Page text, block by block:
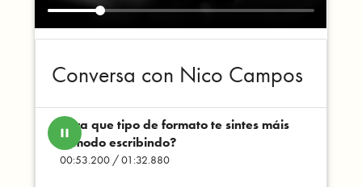
Conversa con Nico Campos
pause
Para que tipo de formato te sintes máis
cómodo escribindo?
00:53.200 / 01:32.880